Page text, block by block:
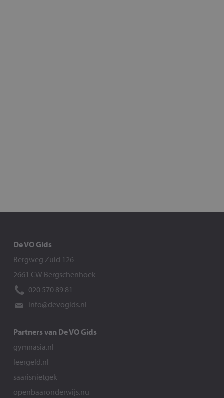
De VO Gids
Bergweg Zuid 126
2661 CW Bergschenhoek
020 570 89 81
info@devogids.nl
Partners van De VO Gids
gymnasia.nl
leergeld.nl
saarisnietgek
openbaaronderwijs.nu